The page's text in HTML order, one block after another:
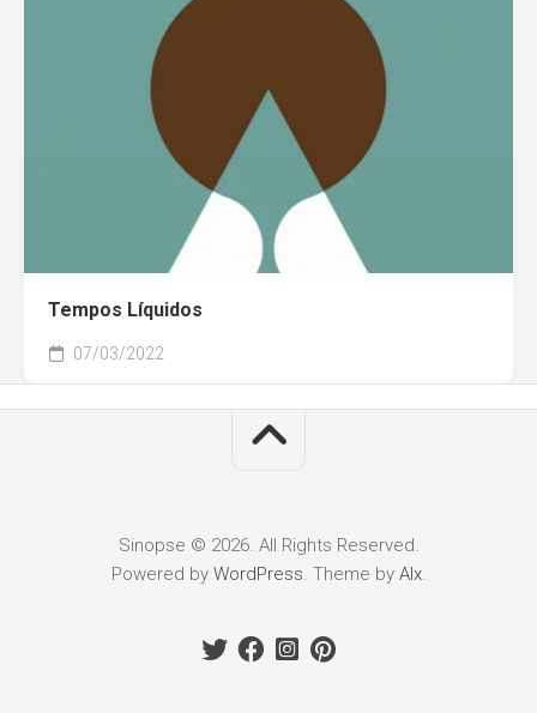
Tempos Líquidos
07/03/2022
Sinopse © 2026. All Rights Reserved.
Powered by WordPress. Theme by Alx.